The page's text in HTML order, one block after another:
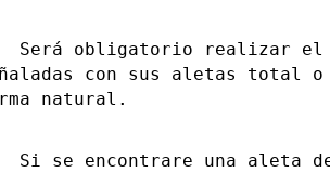
obligatorio realizar el
con sus aletas total o
natural.
se encontrare una aleta de